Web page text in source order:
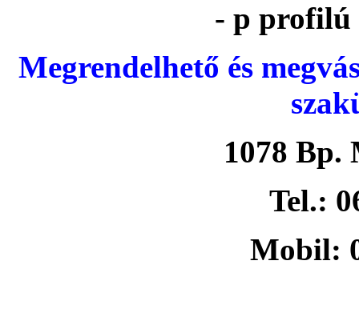
- p profilú
Megrendelhető és
1078 Bp.
Tel.:
Mobil: